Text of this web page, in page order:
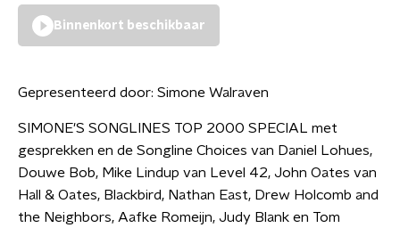
Binnenkort beschikbaar
Gepresenteerd door: Simone Walraven
SIMONE'S SONGLINES TOP 2000 SPECIAL met
gesprekken en de Songline Choices van Daniel Lohues,
Douwe Bob, Mike Lindup van Level 42, John Oates van
Hall & Oates, Blackbird, Nathan East, Drew Holcomb and
the Neighbors, Aafke Romeijn, Judy Blank en Tom